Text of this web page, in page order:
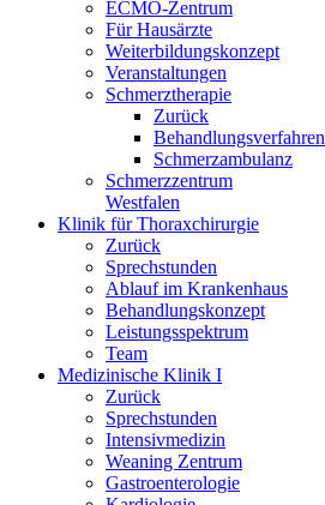
ECMO-Zentrum
Für Hausärzte
Weiterbildungskonzept
Veranstaltungen
Schmerztherapie
Zurück
Behandlungsverfahren
Schmerzambulanz
Schmerzzentrum
Westfalen
Klinik für Thoraxchirurgie
Zurück
Sprechstunden
Ablauf im Krankenhaus
Behandlungskonzept
Leistungsspektrum
Team
Medizinische Klinik I
Zurück
Sprechstunden
Intensivmedizin
Weaning Zentrum
Gastroenterologie